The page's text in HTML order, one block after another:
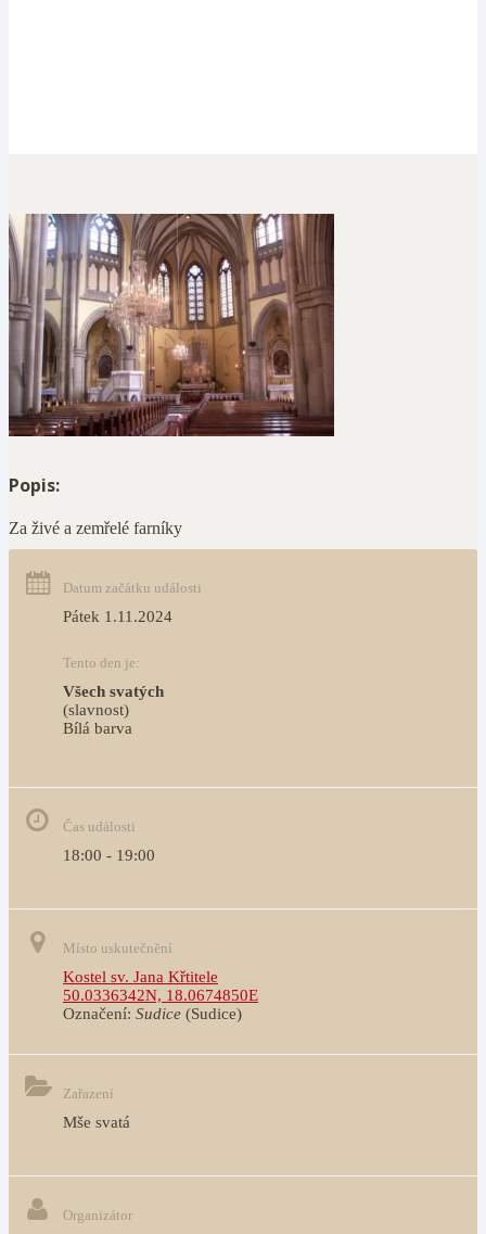
Popis:
Za živé a zemřelé farníky
Datum začátku události
Pátek 1.11.2024
Tento den je:
Všech svatých
(slavnost)
Bílá barva
Čas události
18:00 - 19:00
Místo uskutečnění
Kostel sv. Jana Křtitele
50.0336342N, 18.0674850E
Označení: Sudice (Sudice)
Zařazení
Mše svatá
Organizátor